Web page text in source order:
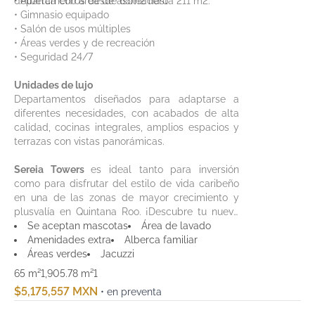
• Gimnasio equipado
• Salón de usos múltiples
• Áreas verdes y de recreación
• Seguridad 24/7
Unidades de lujo
Departamentos diseñados para adaptarse a
diferentes necesidades, con acabados de alta
calidad, cocinas integrales, amplios espacios y
terrazas con vistas panorámicas.
Sereia Towers es ideal tanto para inversión
como para disfrutar del estilo de vida caribeño
en una de las zonas de mayor crecimiento y
plusvalía en Quintana Roo. ¡Descubre tu nuevo
hogar en Costa Mujeres!
Se aceptan mascotas
Área de lavado
Amenidades extra
Alberca familiar
Áreas verdes
Jacuzzi
65 m²1,905.78 m²1
$5,175,557 MXN • en preventa